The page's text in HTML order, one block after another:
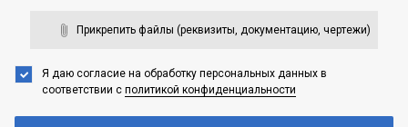
Прикрепить файлы (реквизиты, документацию, чертежи)
Я даю согласие на обработку персональных данных в
соответствии с политикой конфиденциальности